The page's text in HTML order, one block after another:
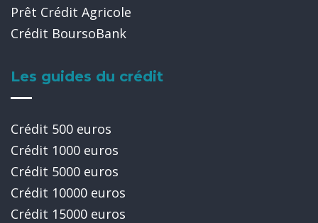
Prêt Crédit Agricole
Crédit BoursoBank
Les guides du crédit
Crédit 500 euros
Crédit 1000 euros
Crédit 5000 euros
Crédit 10000 euros
Crédit 15000 euros